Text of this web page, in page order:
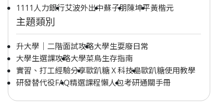
1111人力銀行艾波外出中蘇子朋陳坤平黃楷元
主題類別
升大學｜二階面試攻略大學生耍廢日常
大學生選課攻略大學菜鳥生存指南
實習、打工經驗分享歐趴糖 X 科技島歐趴糖使用教學
研發替代役FAQ精選課程懶人包考研通關手冊